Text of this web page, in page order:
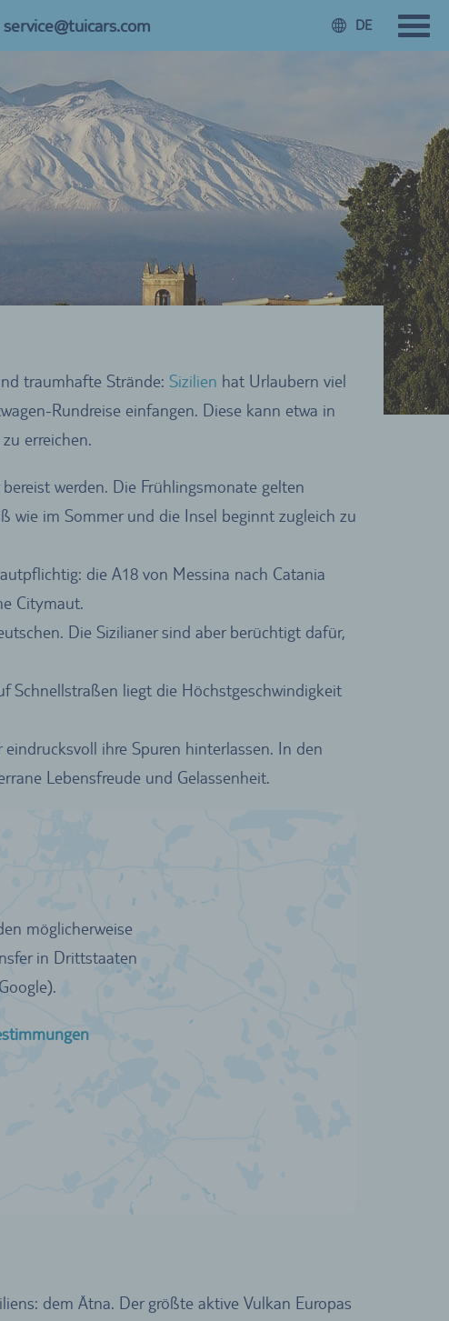
DE
service@tuicars.com
traumhafte Strände: Sizilien hat Urlaubern viel
Rundreise einfangen. Diese kann etwa in
erreichen.
werden. Die Frühlingsmonate gelten
wie im Sommer und die Insel beginnt zugleich zu
die A18 von Messina nach Catania
Citymaut.
Die Sizilianer sind aber berüchtigt dafür,
Schnellstraßen liegt die Höchstgeschwindigkeit
ihre Spuren hinterlassen. In den
Lebensfreude und Gelassenheit.
möglicherweise
in Drittstaaten
dem Ätna. Der größte aktive Vulkan Europas